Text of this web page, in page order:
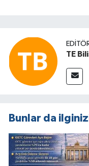
TE
Bunlar da